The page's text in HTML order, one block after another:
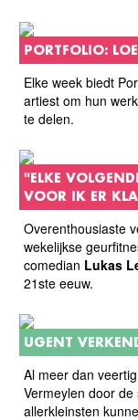
PORTFOLIO:
Elke week biedt
artiest om hun
te delen.
"ELKE
VOOR IK ER
Overenthousiaste
wekelijkse
comedian Lukas
21ste eeuw.
UGENT
Al meer dan
Vermeylen door
allerkleinsten